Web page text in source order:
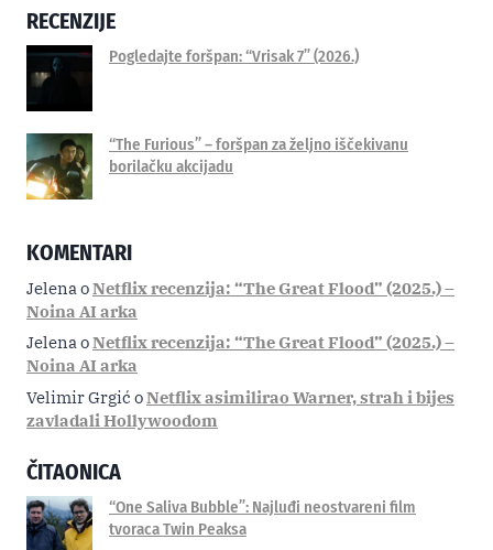
RECENZIJE
Pogledajte foršpan: “Vrisak 7” (2026.)
“The Furious” – foršpan za željno iščekivanu
borilačku akcijadu
KOMENTARI
JelenaoNetflix recenzija: “The Great Flood” (2025.) –
Noina AI arka
JelenaoNetflix recenzija: “The Great Flood” (2025.) –
Noina AI arka
Velimir Grgić oNetflix asimilirao Warner, strah i bijes
zavladali Hollywoodom
ČITAONICA
“One Saliva Bubble”: Najluđi neostvareni film
tvoraca Twin Peaksa